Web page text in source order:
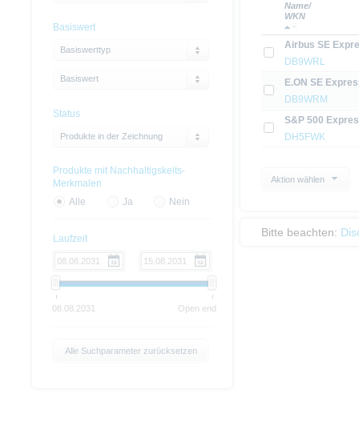
Name/
WKN
Airbus SE
DB9WRL
E.ON SE
DB9WRM
S&P 500
DH5FWK
Aktion wählen
Bitte beachten:
Basiswert
Basiswerttyp
Basiswert
Status
Produkte in der Zeichnung
Produkte mit Nachhaltigskeits-
Merkmalen
Alle
Ja Nein
Laufzeit
08.08.2031 Open end
Alle Suchparameter zurücksetzen